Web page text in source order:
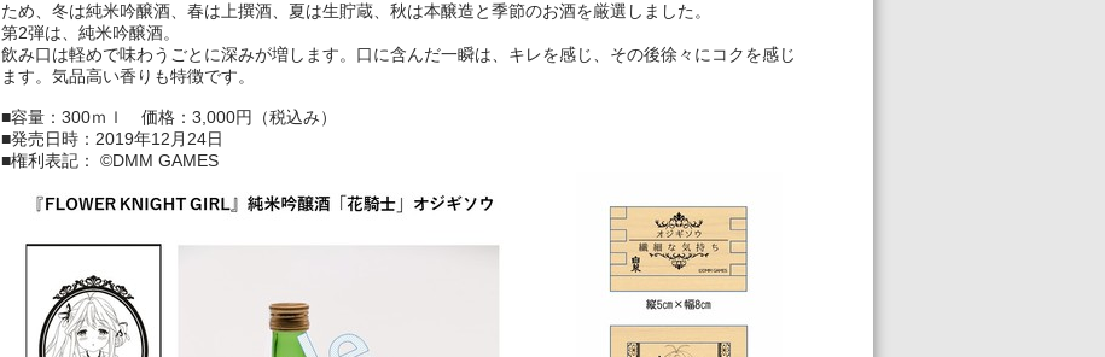
ため、冬は純米吟醸酒、春は上撰酒、夏は生貯蔵、秋は本醸造と季節のお酒を厳選しました。
第2弾は、純米吟醸酒。
飲み口は軽めで味わうごとに深みが増します。口に含んだ一瞬は、キレを感じ、その後徐々にコクを感じ
ます。気品高い香りも特徴です。
■容量：300ｍｌ 価格：3,000円（税込み）
■発売日時：2019年12月24日
■権利表記： ©DMM GAMES